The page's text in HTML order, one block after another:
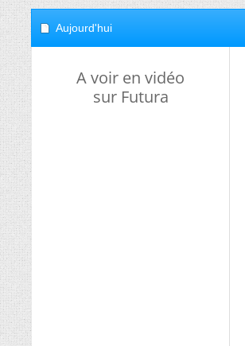
Aujourd'hui
A voir en vidéo
sur Futura